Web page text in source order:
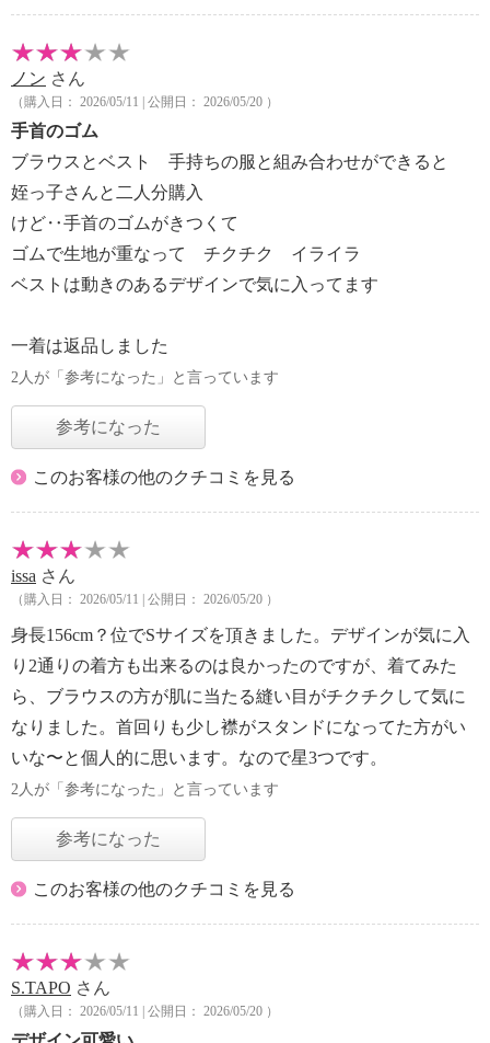
ノン さん
（購入日： 2026/05/11 | 公開日： 2026/05/20 ）
手首のゴム
ブラウスとベスト 手持ちの服と組み合わせができると
姪っ子さんと二人分購入
けど‥手首のゴムがきつくて
ゴムで生地が重なって チクチク イライラ
ベストは動きのあるデザインで気に入ってます
一着は返品しました
2人が「参考になった」と言っています
参考になった
このお客様の他のクチコミを見る
issa さん
（購入日： 2026/05/11 | 公開日： 2026/05/20 ）
身長156cm？位でSサイズを頂きました。デザインが気に入
り2通りの着方も出来るのは良かったのですが、着てみた
ら、ブラウスの方が肌に当たる縫い目がチクチクして気に
なりました。首回りも少し襟がスタンドになってた方がい
いな〜と個人的に思います。なので星3つです。
2人が「参考になった」と言っています
参考になった
このお客様の他のクチコミを見る
S.TAPO さん
（購入日： 2026/05/11 | 公開日： 2026/05/20 ）